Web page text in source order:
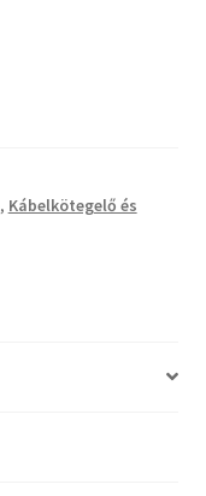
, Kábelkötegelő és